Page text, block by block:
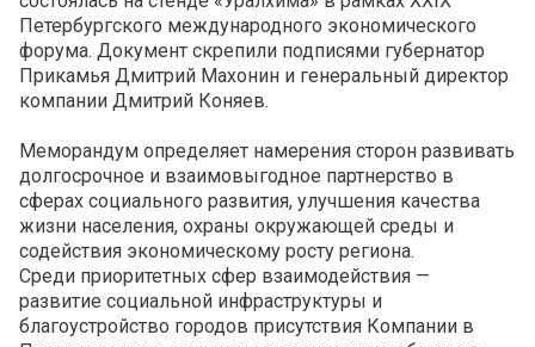
Петербургского международного экономического
форума. Документ скрепили подписями губернатор
Прикамья Дмитрий Махонин и генеральный директор
компании Дмитрий Коняев.
Меморандум определяет намерения сторон развивать
долгосрочное и взаимовыгодное партнерство в
сферах социального развития, улучшения качества
жизни населения, охраны окружающей среды и
содействия экономическому росту региона.
Среди приоритетных сфер взаимодействия —
развитие социальной инфраструктуры и
благоустройство городов присутствия Компании в